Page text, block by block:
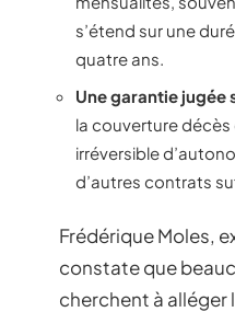
s’étend sur une
quatre ans.
Une garantie jugée
la couverture décès
irréversible
d’autres contrats
Frédérique Moles,
constate que
cherchent à alléger